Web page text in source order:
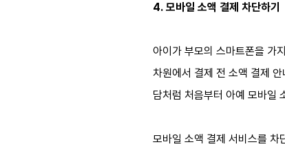
4. 모바일 소액 결제 차단하기
아이가 부모의 스마트폰을 가
차원에서 결제 전 소액 결제
담처럼 처음부터 아예 모바일
모바일 소액 결제 서비스를 차